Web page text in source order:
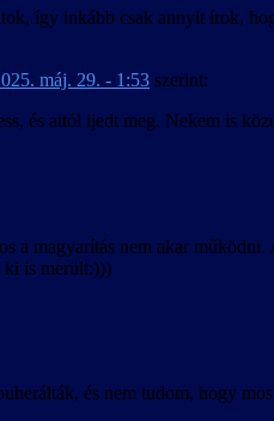
így inkább csak annyit írok,
máj. 29. - 1:53 szerint:
és attól ijedt meg. Nekem is
a magyarítás nem akar
ki is merült:)))
és nem tudom, hogy